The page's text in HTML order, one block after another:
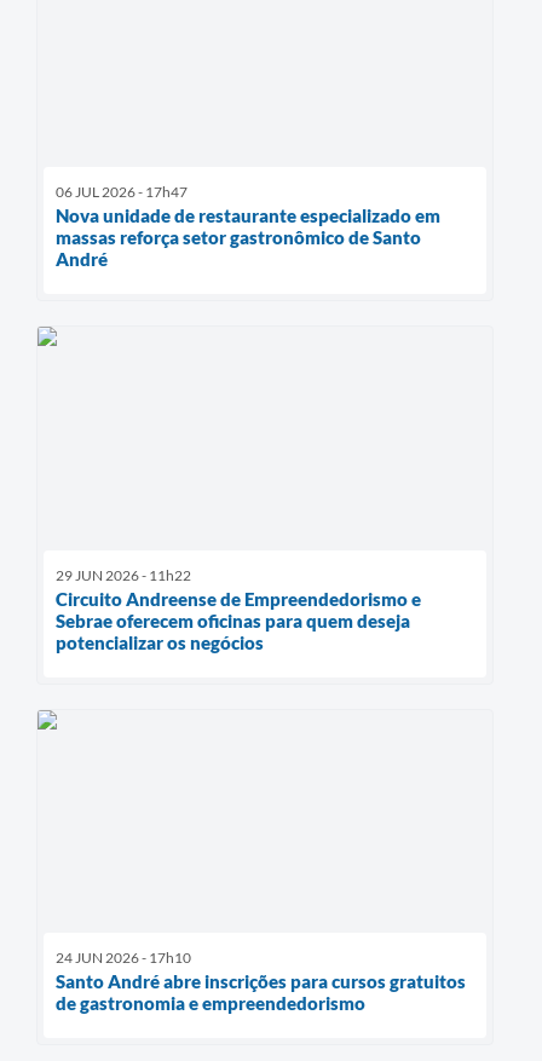
06 JUL 2026 - 17h47
Nova unidade de restaurante especializado em
massas reforça setor gastronômico de Santo
André
29 JUN 2026 - 11h22
Circuito Andreense de Empreendedorismo e
Sebrae oferecem oficinas para quem deseja
potencializar os negócios
24 JUN 2026 - 17h10
Santo André abre inscrições para cursos gratuitos
de gastronomia e empreendedorismo